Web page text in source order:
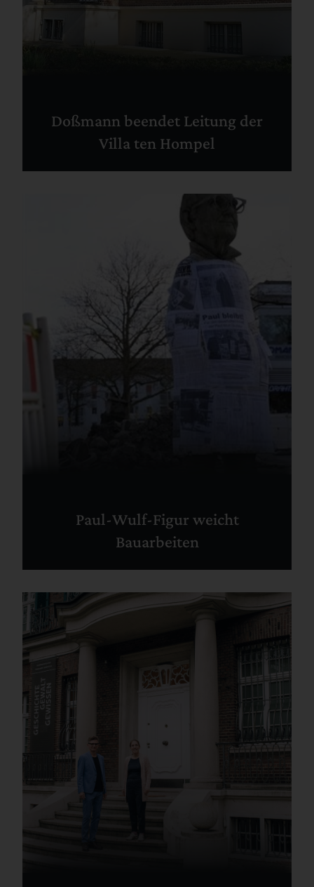
Doßmann beendet Leitung der
Villa ten Hompel
Paul-Wulf-Figur weicht
Bauarbeiten